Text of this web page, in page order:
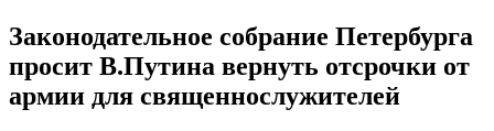
Законодательное собрание Петербурга
просит В.Путина вернуть отсрочки от
армии для священнослужителей